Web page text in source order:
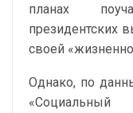
планах
президентских
своей
Однако, по